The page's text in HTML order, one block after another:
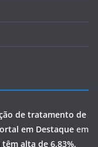
de tratamento de
em Destaque em
alta de 6,83%,